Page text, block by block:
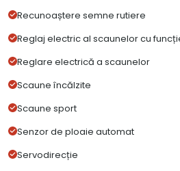
Recunoaștere semne rutiere
Reglaj electric al scaunelor cu
Reglare electrică a scaunelor
Scaune încălzite
Scaune sport
Senzor de ploaie automat
Servodirecție